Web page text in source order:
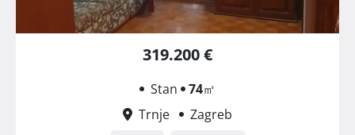
319.200 €
Stan 74㎡
Trnje
Zagreb